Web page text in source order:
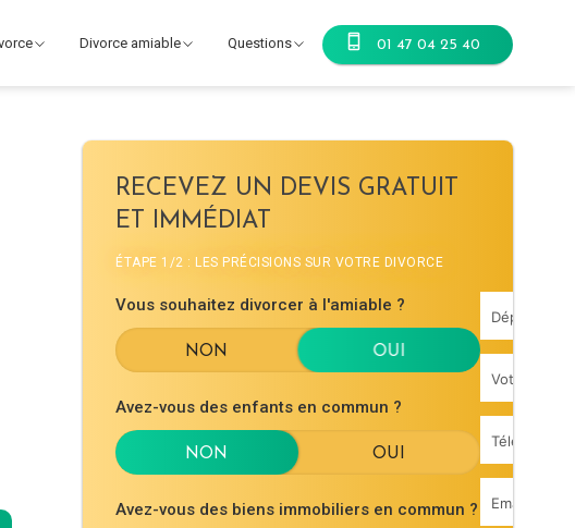
Divorce amiable Questions 01 47 04 25 40
RECEVEZ UN DEVIS GRATUIT
ET IMMÉDIAT
ÉTAPE 1/2 : LES PRÉCISIONS SUR VOTRE DIVORCE
Vous souhaitez divorcer à l'amiable ?
Avez-vous des enfants en commun ?
Avez-vous des biens immobiliers en commun ?